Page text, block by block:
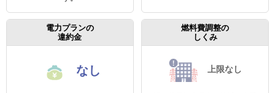
電力プランの
違約金
なし
燃料費調整の
しくみ
上限なし